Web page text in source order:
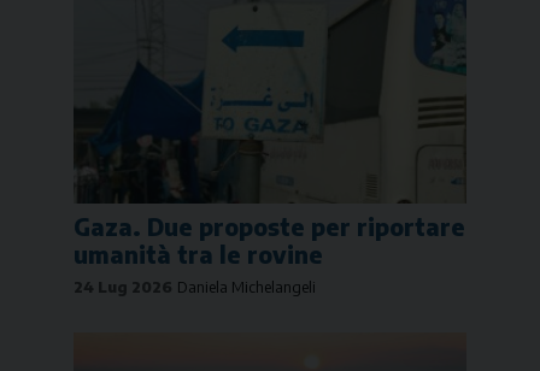
Gaza. Due proposte per riportare
umanità tra le rovine
24 Lug 2026 Daniela Michelangeli